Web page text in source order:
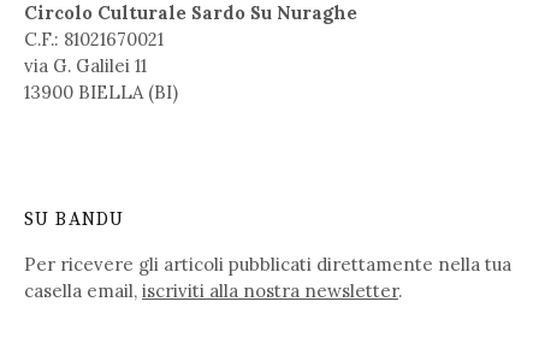
Circolo Culturale Sardo Su Nuraghe
C.F.: 81021670021
via G. Galilei 11
13900 BIELLA (BI)
SU BANDU
Per ricevere gli articoli pubblicati direttamente nella tua
casella email, iscriviti alla nostra newsletter.